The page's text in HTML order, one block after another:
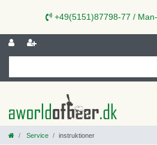
+49(5151)87798-77 /
Service instruktioner